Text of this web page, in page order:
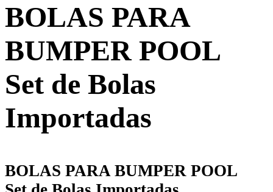
BOLAS PARA
BUMPER POOL
Set de Bolas
Importadas
BOLAS PARA BUMPER POOL